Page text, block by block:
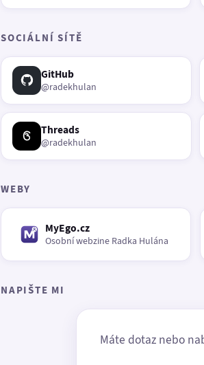
SOCIÁLNÍ SÍTĚ
GitHub
@radekhulan
Threads
@radekhulan
WEBY
MyEgo.cz
Osobní webzine Radka Hulána
NAPIŠTE MI
Máte dotaz nebo